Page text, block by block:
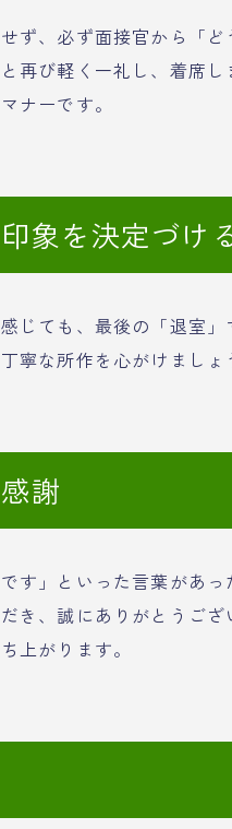
ず、必ず面接官から「
再び軽く一礼し、着席
ナーです。
印象を決定づけ
じても、最後の「退室
寧な所作を心がけましょ
謝
す」といった言葉があ
き、誠にありがとうご
上がります。